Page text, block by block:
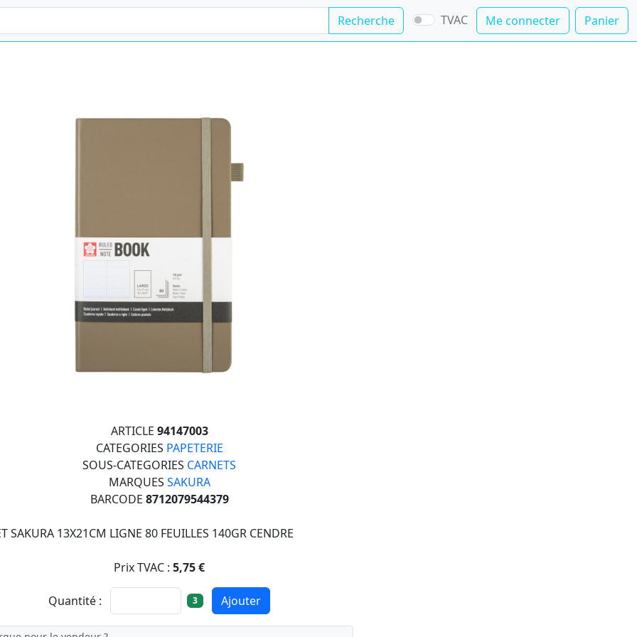
Recherche TVAC Me connecter Panier
ARTICLE 94147003
CATEGORIES PAPETERIE
SOUS-CATEGORIES CARNETS
MARQUES SAKURA
BARCODE 8712079544379
SAKURA 13X21CM LIGNE 80 FEUILLES 140GR CENDRE
Prix TVAC : 5,75 €
Quantité : 3 Ajouter